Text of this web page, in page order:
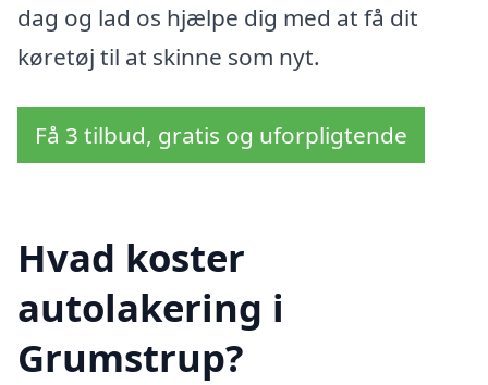
dag og lad os hjælpe dig med at få dit
køretøj til at skinne som nyt.
Få 3 tilbud, gratis og uforpligtende
Hvad koster
autolakering i
Grumstrup?